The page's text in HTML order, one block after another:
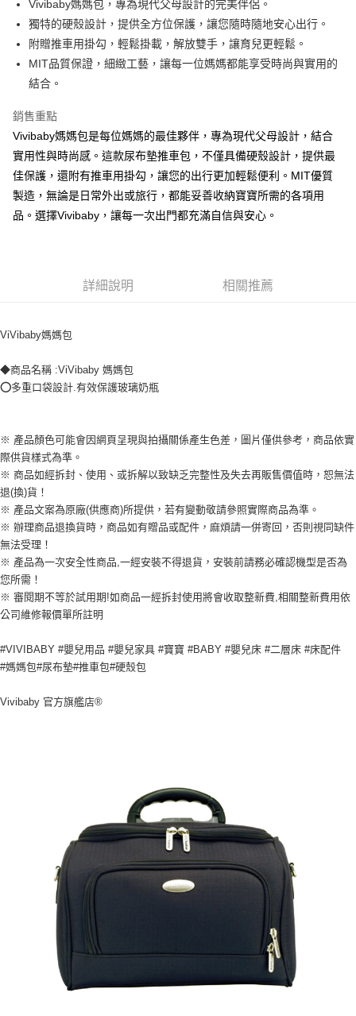
AFTEE先享後付
相關說明
【關於「AFTEE先享後付」】
AFTEE先享後付是「在收到商品之後才付款」的支付方式。 讓您購物簡單
便利好安心！
２．便利：只要手機號碼，簡訊認證，即可結帳。
３．安心：先確認商品／服務後，再付款。
【「AFTEE先享後付」結帳流程】
１．於結帳方式選擇「AFTEE先享後付」後，將跳轉至「AFTEE先享後付」
２．訂單成立數日內，您將收到繳費通知簡訊。
３．收到繳費通知簡訊後14天內，點擊此簡訊中的連結，可透過四大超商／
※ 交易是否成功請以「AFTEE先享後付 」之結帳頁面顯示為準，若有關於
【注意事項】
易，需依本服務之必要範圍內提供個人資料，並將交易相關給付款項請求債
權轉讓予恩沛科技股份有限公司。
「AFTEE先享後付」，若未經同意申辦者引起之損失，本公司不負相關責
任。
４．使用「AFTEE先享後付」時，將依據個別帳號之用戶狀況，依本公司即
時審查核予不同之上限額度；若仍有額度不足之情形，本公司將視審查結果
請求用戶進行身份認證。
５．嚴禁一人註冊多個帳號或使用他人資訊註冊。若發現惡意使用之情形，
恩沛科技股份有限公司將有權停止該用戶之使用額度並採取法律行動。
ATM付款
運送方式
基本宅配
每筆NT$150，滿NT$1,000(含以上)免運費
國家/地區配送
Vivibaby媽媽包，專為現代父母設計的完美伴侶。
獨特的硬殼設計，提供全方位保護，讓您隨時隨地安心出行。
附贈推車用掛勾，輕鬆掛載，解放雙手，讓育兒更輕鬆。
MIT品質保證，細緻工藝，讓每一位媽媽都能享受時尚與實用的
結合。
銷售重點
Vivibaby媽媽包是每位媽媽的最佳夥伴，專為現代父母設計，結合
實用性與時尚感。這款尿布墊推車包，不僅具備硬殼設計，提供最
佳保護，還附有推車用掛勾，讓您的出行更加輕鬆便利。MIT優質
製造，無論是日常外出或旅行，都能妥善收納寶寶所需的各項用
品。選擇Vivibaby，讓每一次出門都充滿自信與安心。
詳細說明 相關推薦
ViVibaby媽媽包
◆商品名稱 :ViVibaby 媽媽包
⭕多重口袋設計.有效保護玻璃奶瓶
※ 產品顏色可能會因網頁呈現與拍攝關係產生色差，圖片僅供參考，商品依實
際供貨樣式為準。
※ 商品如經拆封、使用、或拆解以致缺乏完整性及失去再販售價值時，恕無法
退(換)貨！
※ 產品文案為原廠(供應商)所提供，若有變動敬請參照實際商品為準。
※ 辦理商品退換貨時，商品如有贈品或配件，麻煩請一併寄回，否則視同缺件
無法受理！
※ 產品為一次安全性商品,一經安裝不得退貨，安裝前請務必確認機型是否為
您所需！
※ 審閱期不等於試用期!如商品一經拆封使用將會收取整新費,相關整新費用依
公司維修報價單所註明
#VIVIBABY #嬰兒用品 #嬰兒家具 #寶寶 #BABY #嬰兒床 #二層床 #床配件
#媽媽包#尿布墊#推車包#硬殼包
Vivibaby 官方旗艦店®